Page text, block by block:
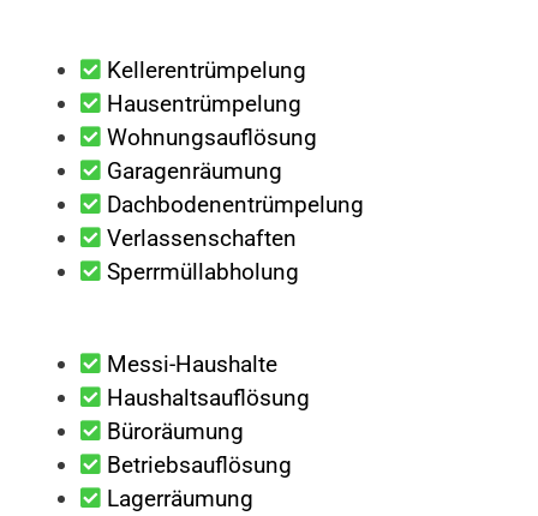
Kellerentrümpelung
Hausentrümpelung
Wohnungsauflösung
Garagenräumung
Dachbodenentrümpelung
Verlassenschaften
Sperrmüllabholung
Messi-Haushalte
Haushaltsauflösung
Büroräumung
Betriebsauflösung
Lagerräumung